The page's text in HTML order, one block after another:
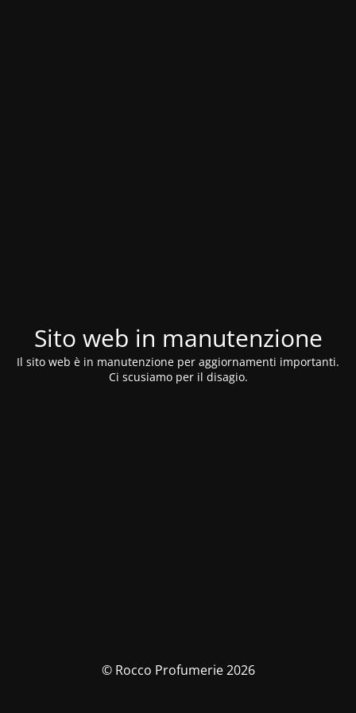
Sito web in manutenzione
Il sito web è in manutenzione per aggiornamenti importanti.
Ci scusiamo per il disagio.
© Rocco Profumerie 2026